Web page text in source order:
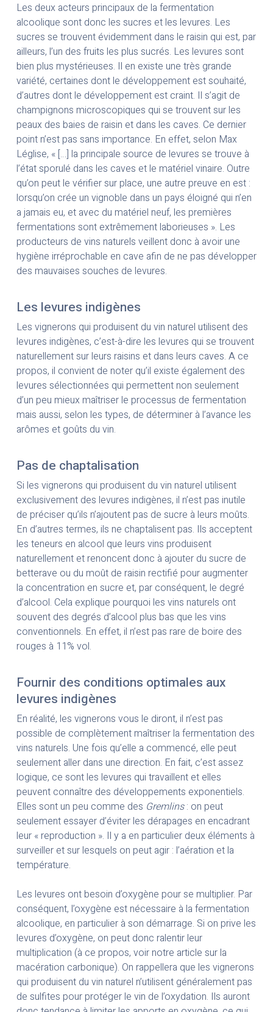
Les deux acteurs principaux de la fermentation
alcoolique sont donc les sucres et les levures. Les
sucres se trouvent évidemment dans le raisin qui est, par
ailleurs, l’un des fruits les plus sucrés. Les levures sont
bien plus mystérieuses. Il en existe une très grande
variété, certaines dont le développement est souhaité,
d’autres dont le développement est craint. Il s’agit de
champignons microscopiques qui se trouvent sur les
peaux des baies de raisin et dans les caves. Ce dernier
point n’est pas sans importance. En effet, selon Max
Léglise, « […] la principale source de levures se trouve à
l’état sporulé dans les caves et le matériel vinaire. Outre
qu’on peut le vérifier sur place, une autre preuve en est :
lorsqu’on crée un vignoble dans un pays éloigné qui n’en
a jamais eu, et avec du matériel neuf, les premières
fermentations sont extrêmement laborieuses ». Les
producteurs de vins naturels veillent donc à avoir une
hygiène irréprochable en cave afin de ne pas développer
des mauvaises souches de levures.
Les levures indigènes
Les vignerons qui produisent du vin naturel utilisent des
levures indigènes, c’est-à-dire les levures qui se trouvent
naturellement sur leurs raisins et dans leurs caves. A ce
propos, il convient de noter qu’il existe également des
levures sélectionnées qui permettent non seulement
d’un peu mieux maîtriser le processus de fermentation
mais aussi, selon les types, de déterminer à l’avance les
arômes et goûts du vin.
Pas de chaptalisation
Si les vignerons qui produisent du vin naturel utilisent
exclusivement des levures indigènes, il n’est pas inutile
de préciser qu’ils n’ajoutent pas de sucre à leurs moûts.
En d’autres termes, ils ne chaptalisent pas. Ils acceptent
les teneurs en alcool que leurs vins produisent
naturellement et renoncent donc à ajouter du sucre de
betterave ou du moût de raisin rectifié pour augmenter
la concentration en sucre et, par conséquent, le degré
d’alcool. Cela explique pourquoi les vins naturels ont
souvent des degrés d’alcool plus bas que les vins
conventionnels. En effet, il n’est pas rare de boire des
rouges à 11% vol.
Fournir des conditions optimales aux
levures indigènes
En réalité, les vignerons vous le diront, il n’est pas
possible de complètement maîtriser la fermentation des
vins naturels. Une fois qu’elle a commencé, elle peut
seulement aller dans une direction. En fait, c’est assez
logique, ce sont les levures qui travaillent et elles
peuvent connaître des développements exponentiels.
Elles sont un peu comme des Gremlins: on peut
seulement essayer d’éviter les dérapages en encadrant
leur « reproduction ». Il y a en particulier deux éléments à
surveiller et sur lesquels on peut agir : l’aération et la
température.
Les levures ont besoin d’oxygène pour se multiplier. Par
conséquent, l’oxygène est nécessaire à la fermentation
alcoolique, en particulier à son démarrage. Si on prive les
levures d’oxygène, on peut donc ralentir leur
multiplication (à ce propos, voir notre article sur la
macération carbonique). On rappellera que les vignerons
qui produisent du vin naturel n’utilisent généralement pas
de sulfites pour protéger le vin de l’oxydation. Ils auront